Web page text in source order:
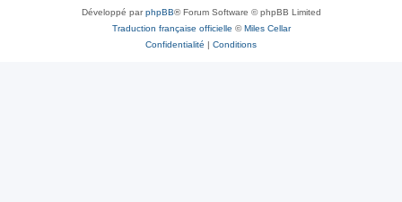
Développé parphpBB® Forum Software © phpBB Limited
Traduction française officielle ©Miles Cellar
Confidentialité | Conditions